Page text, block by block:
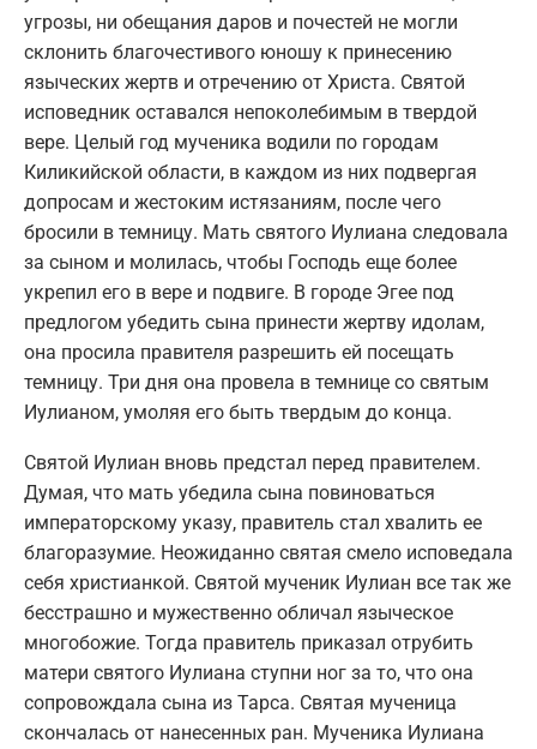
угрозы, ни обещания даров и почестей не могли
склонить благочестивого юношу к принесению
языческих жертв и отречению от Христа. Святой
исповедник оставался непоколебимым в твердой
вере. Целый год мученика водили по городам
Киликийской области, в каждом из них подвергая
допросам и жестоким истязаниям, после чего
бросили в темницу. Мать святого Иулиана следовала
за сыном и молилась, чтобы Господь еще более
укрепил его в вере и подвиге. В городе Эгее под
предлогом убедить сына принести жертву идолам,
она просила правителя разрешить ей посещать
темницу. Три дня она провела в темнице со святым
Иулианом, умоляя его быть твердым до конца.
Святой Иулиан вновь предстал перед правителем.
Думая, что мать убедила сына повиноваться
императорскому указу, правитель стал хвалить ее
благоразумие. Неожиданно святая смело исповедала
себя христианкой. Святой мученик Иулиан все так же
бесстрашно и мужественно обличал языческое
многобожие. Тогда правитель приказал отрубить
матери святого Иулиана ступни ног за то, что она
сопровождала сына из Тарса. Святая мученица
скончалась от нанесенных ран. Мученика Иулиана